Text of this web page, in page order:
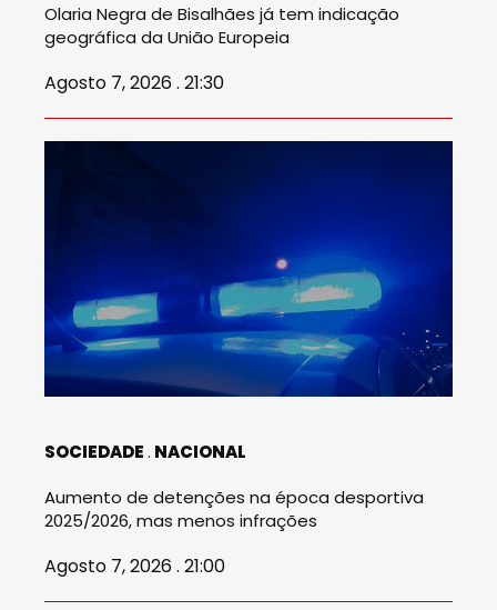
Olaria Negra de Bisalhães já tem indicação
geográfica da União Europeia
Agosto 7, 2026 . 21:30
SOCIEDADE NACIONAL
Aumento de detenções na época desportiva
2025/2026, mas menos infrações
Agosto 7, 2026 . 21:00